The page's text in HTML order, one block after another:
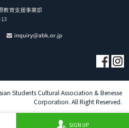
教育支援事業部
Students Cultural Association & Benesse
Corporation. All Right Reserved.
SIGN UP